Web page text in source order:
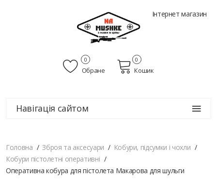
Інтернет магазин
Обране
0
Кошик
0
Навігація сайтом
Головна Зброя та аксесуари
Кобури, підсумки і чохли
Кобури пістолетні оперативні
Оперативна кобура для пістолета Макарова для шульги